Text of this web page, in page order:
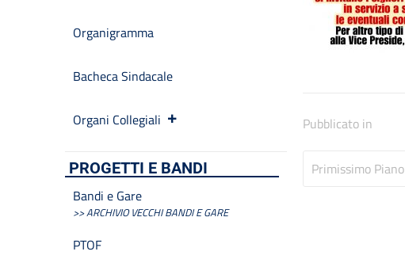
Pubblicato in
Primissimo Piano
Organigramma
Bacheca Sindacale
Organi Collegiali
PROGETTI E BANDI
Bandi e Gare
>> ARCHIVIO VECCHI BANDI E GARE
PTOF